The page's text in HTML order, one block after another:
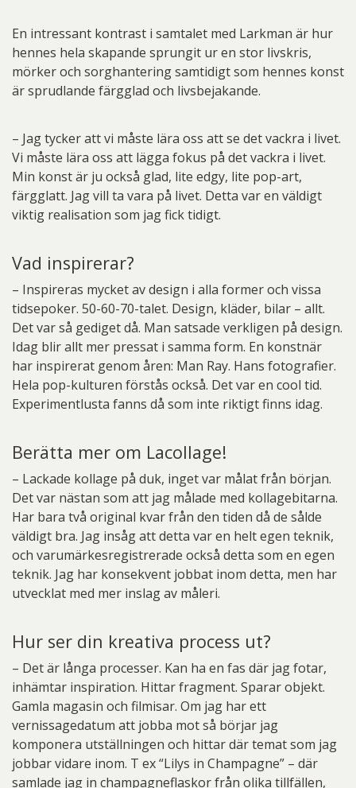
En intressant kontrast i samtalet med Larkman är hur
hennes hela skapande sprungit ur en stor livskris,
mörker och sorghantering samtidigt som hennes konst
är sprudlande färgglad och livsbejakande.
– Jag tycker att vi måste lära oss att se det vackra i livet.
Vi måste lära oss att lägga fokus på det vackra i livet.
Min konst är ju också glad, lite edgy, lite pop-art,
färgglatt. Jag vill ta vara på livet. Detta var en väldigt
viktig realisation som jag fick tidigt.
Vad inspirerar?
– Inspireras mycket av design i alla former och vissa
tidsepoker. 50-60-70-talet. Design, kläder, bilar – allt.
Det var så gediget då. Man satsade verkligen på design.
Idag blir allt mer pressat i samma form. En konstnär
har inspirerat genom åren: Man Ray. Hans fotografier.
Hela pop-kulturen förstås också. Det var en cool tid.
Experimentlusta fanns då som inte riktigt finns idag.
Berätta mer om Lacollage!
– Lackade kollage på duk, inget var målat från början.
Det var nästan som att jag målade med kollagebitarna.
Har bara två original kvar från den tiden då de sålde
väldigt bra. Jag insåg att detta var en helt egen teknik,
och varumärkesregistrerade också detta som en egen
teknik. Jag har konsekvent jobbat inom detta, men har
utvecklat med mer inslag av måleri.
Hur ser din kreativa process ut?
– Det är långa processer. Kan ha en fas där jag fotar,
inhämtar inspiration. Hittar fragment. Sparar objekt.
Gamla magasin och filmisar. Om jag har ett
vernissagedatum att jobba mot så börjar jag
komponera utställningen och hittar där temat som jag
jobbar vidare inom. T ex “Lilys in Champagne” – där
samlade jag in champagneflaskor från olika tillfällen,